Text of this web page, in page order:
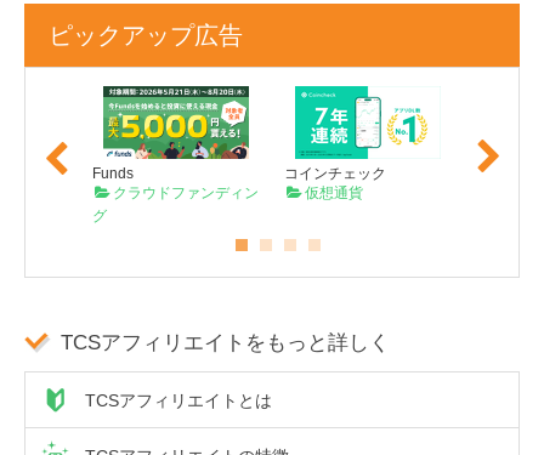
ピックアップ広告
Previo
us
Funds
クラウドファンディン
グ
コインチェック
仮想通貨
Next
TCSアフィリエイトをもっと詳しく
TCSアフィリエイトとは